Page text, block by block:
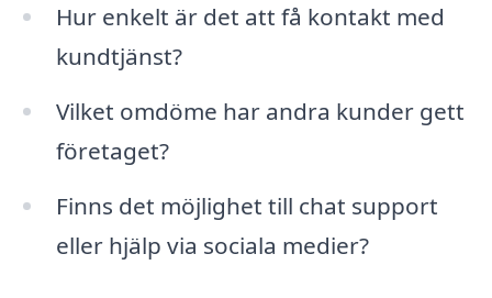
Hur enkelt är det att få kontakt med
kundtjänst?
Vilket omdöme har andra kunder gett
företaget?
Finns det möjlighet till chat support
eller hjälp via sociala medier?